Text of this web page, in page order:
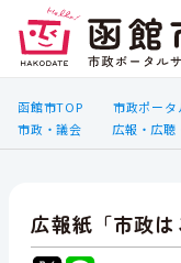
函館市TOP 市政ポー
市政・議会
広報・広聴
広報紙「市政